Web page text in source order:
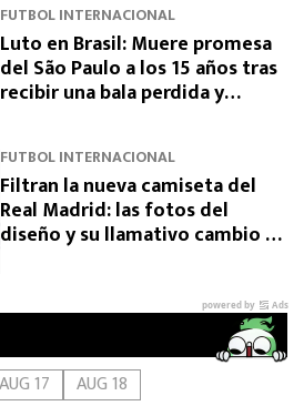
FUTBOL INTERNACIONAL
Luto en Brasil: Muere promesa
del São Paulo a los 15 años tras
recibir una bala perdida y
FUTBOL INTERNACIONAL
Filtran la nueva camiseta del
Real Madrid: las fotos del
diseño y su llamativo cambio de